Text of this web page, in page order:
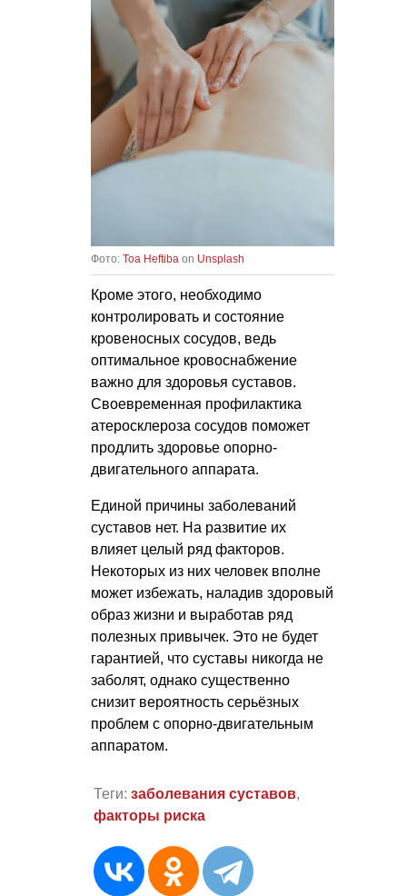
Фото: Toa Heftiba on Unsplash
Кроме этого, необходимо
контролировать и состояние
кровеносных сосудов, ведь
оптимальное кровоснабжение
важно для здоровья суставов.
Своевременная профилактика
атеросклероза сосудов поможет
продлить здоровье опорно-
двигательного аппарата.
Единой причины заболеваний
суставов нет. На развитие их
влияет целый ряд факторов.
Некоторых из них человек вполне
может избежать, наладив здоровый
образ жизни и выработав ряд
полезных привычек. Это не будет
гарантией, что суставы никогда не
заболят, однако существенно
снизит вероятность серьёзных
проблем с опорно-двигательным
аппаратом.
Теги: заболевания суставов,
факторы риска